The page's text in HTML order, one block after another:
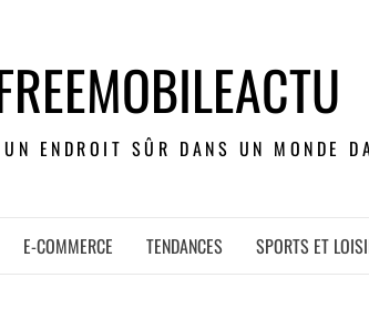
ENDROIT SÛR DANS UN MONDE
E-COMMERCE TENDANCES SPORTS ET